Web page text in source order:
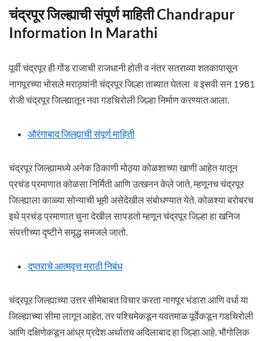
चंद्रपूर जिल्ह्याची संपूर्ण माहिती Chandrapur
Information In Marathi
पूर्वी चंद्रपूर ही गोंड राजाची राजधानी होती व नंतर सतराव्या शतकापासून
नागपूरच्या भोसले मराठ्यांनी चंद्रपूर जिल्हा ताब्यात घेतला व इसवी सन 1981
रोजी चंद्रपूर जिल्ह्यातून नवा गडचिरोली जिल्हा निर्माण करण्यात आला.
औरंगाबाद जिल्ह्याची संपूर्ण माहिती
चंद्रपूर जिल्ह्यामध्ये अनेक ठिकाणी मोठ्या कोळशाच्या खाणी आहेत यातून
प्रचंड प्रमाणात कोळसा निर्मिती आणि उत्खनन केले जाते, म्हणूनच चंद्रपूर
जिल्ह्याला काळ्या सोन्याची भूमी असेदेखील संबोधण्यात येते. कोळश्या बरोबरच
इथे प्रचंड प्रमाणात चुना देखील सापडतो म्हणून चंद्रपूर जिल्हा हा खनिज
संपत्तीच्या दृष्टीने समृद्ध समजले जातो.
दप्तराचे आत्मवृत्त मराठी निबंध
चंद्रपूर जिल्ह्याच्या उत्तर सीमेबाबत विचार करता नागपूर भंडारा आणि वर्धा या
जिल्ह्याच्या सीमा लागून आहेत. तर पश्चिमेकडून यवतमाळ पूर्वेकडून गडचिरोली
आणि दक्षिणेकडून आंध्र प्रदेश अर्थातच अदिलाबाद हा जिल्हा आहे. भौगोलिक